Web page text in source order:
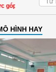
phần nâng cao
HÌNH HAY